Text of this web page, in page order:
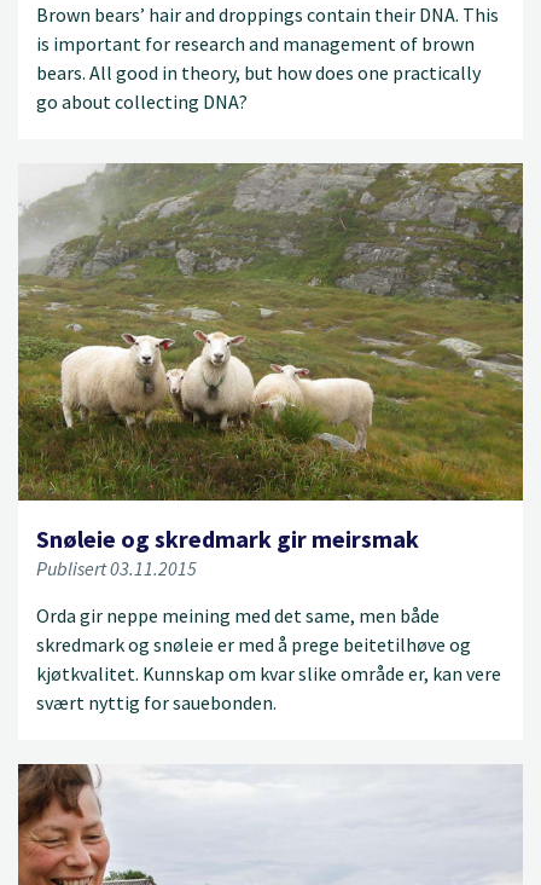
Brown bears’ hair and droppings contain their DNA. This
is important for research and management of brown
bears. All good in theory, but how does one practically
go about collecting DNA?
Snøleie og skredmark gir meirsmak
Publisert 03.11.2015
Orda gir neppe meining med det same, men både
skredmark og snøleie er med å prege beitetilhøve og
kjøtkvalitet. Kunnskap om kvar slike område er, kan vere
svært nyttig for sauebonden.